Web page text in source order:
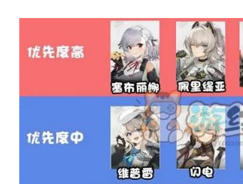
的刚需"？